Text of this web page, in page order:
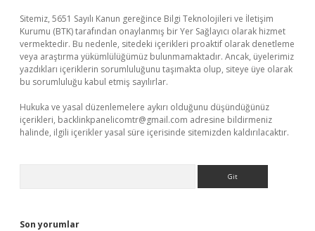
Sitemiz, 5651 Sayılı Kanun gereğince Bilgi Teknolojileri ve İletişim
Kurumu (BTK) tarafından onaylanmış bir Yer Sağlayıcı olarak hizmet
vermektedir. Bu nedenle, sitedeki içerikleri proaktif olarak denetleme
veya araştırma yükümlülüğümüz bulunmamaktadır. Ancak, üyelerimiz
yazdıkları içeriklerin sorumluluğunu taşımakta olup, siteye üye olarak
bu sorumluluğu kabul etmiş sayılırlar.
Hukuka ve yasal düzenlemelere aykırı olduğunu düşündüğünüz
içerikleri, backlinkpanelicomtr@gmail.com adresine bildirmeniz
halinde, ilgili içerikler yasal süre içerisinde sitemizden kaldırılacaktır.
Son yorumlar